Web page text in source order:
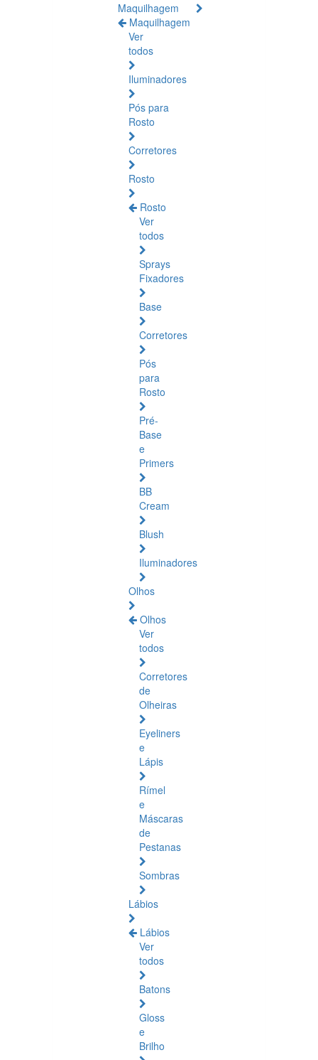
Maquilhagem
Maquilhagem
Ver
todos
Iluminadores
Pós para
Rosto
Corretores
Rosto
Rosto
Ver
todos
Sprays
Fixadores
Base
Corretores
Pós
para
Rosto
Pré-
Base
e
Primers
BB
Cream
Blush
Iluminadores
Olhos
Olhos
Ver
todos
Corretores
de
Olheiras
Eyeliners
e
Lápis
Rímel
e
Máscaras
de
Pestanas
Sombras
Lábios
Lábios
Ver
todos
Batons
Gloss
e
Brilho